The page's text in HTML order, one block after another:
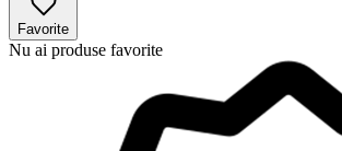
Favorite
Nu ai produse favorite